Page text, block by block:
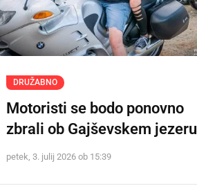
DRUŽABNO
Motoristi se bodo ponovno
zbrali ob Gajševskem jezeru
petek, 3. julij 2026 ob 15:39